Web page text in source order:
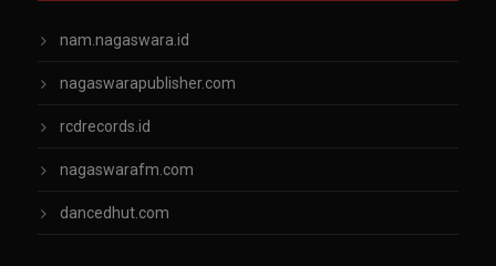
nam.nagaswara.id
nagaswarapublisher.com
rcdrecords.id
nagaswarafm.com
dancedhut.com